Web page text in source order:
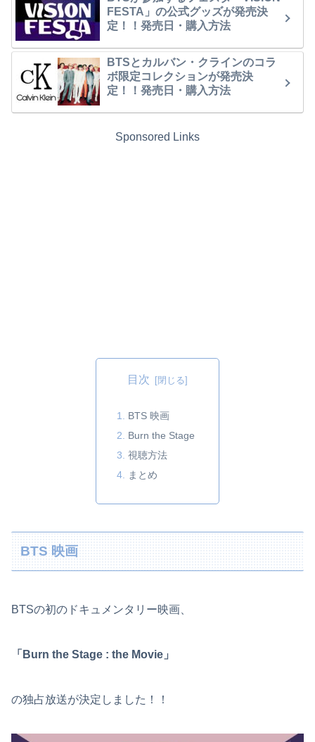
FESTA」の公式グッズが発売決
定！！発売日・購入方法
BTSとカルバン・クラインのコラ
ボ限定コレクションが発売決
定！！発売日・購入方法
Sponsored Links
目次
BTS 映画
Burn the Stage
視聴方法
まとめ
BTS 映画
BTSの初のドキュメンタリー映画、
「Burn the Stage : the Movie」
の独占放送が決定しました！！